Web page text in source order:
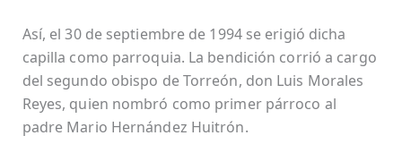
Así, el 30 de septiembre de 1994 se erigió dicha
capilla como parroquia. La bendición corrió a cargo
del segundo obispo de Torreón, don Luis Morales
Reyes, quien nombró como primer párroco al
padre Mario Hernández Huitrón.